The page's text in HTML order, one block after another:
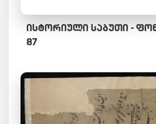
ᲘᲡᲢᲝᲠᲘᲣᲚᲘ ᲡᲐᲑᲣᲗᲘ -
87